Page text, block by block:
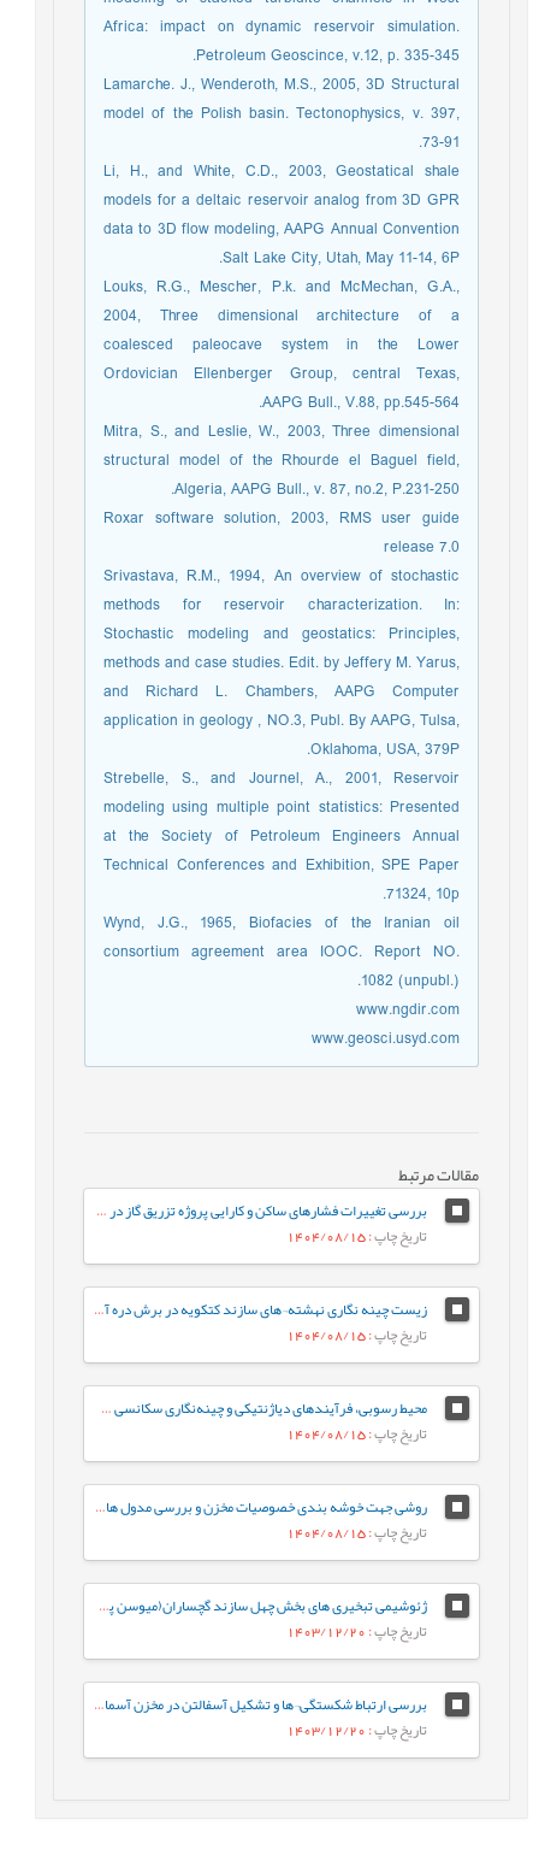
Africa: impact on dynamic reservoir simulation.
Petroleum Geoscince, v.12, p. 335-345.
Lamarche. J., Wenderoth, M.S., 2005, 3D Structural
model of the Polish basin. Tectonophysics, v. 397,
73-91.
Li, H., and White, C.D., 2003, Geostatical shale
models for a deltaic reservoir analog from 3D GPR
data to 3D flow modeling, AAPG Annual Convention
Salt Lake City, Utah, May 11-14, 6P.
Louks, R.G., Mescher, P.k. and McMechan, G.A.,
2004, Three dimensional architecture of a
coalesced paleocave system in the Lower
Ordovician Ellenberger Group, central Texas,
AAPG Bull., V.88, pp.545-564.
Mitra, S., and Leslie, W., 2003, Three dimensional
structural model of the Rhourde el Baguel field,
Algeria, AAPG Bull., v. 87, no.2, P.231-250.
Roxar software solution, 2003, RMS user guide
release 7.0
Srivastava, R.M., 1994, An overview of stochastic
methods for reservoir characterization. In:
Stochastic modeling and geostatics: Principles,
methods and case studies. Edit. by Jeffery M. Yarus,
and Richard L. Chambers, AAPG Computer
application in geology , NO.3, Publ. By AAPG, Tulsa,
Oklahoma, USA, 379P.
Strebelle, S., and Journel, A., 2001, Reservoir
modeling using multiple point statistics: Presented
at the Society of Petroleum Engineers Annual
Technical Conferences and Exhibition, SPE Paper
71324, 10p.
Wynd, J.G., 1965, Biofacies of the Iranian oil
consortium agreement area IOOC. Report NO.
1082 (unpubl.).
www.ngdir.com
www.geosci.usyd.com
مقالات مرتبط
بررسی تغییرات فشارهای ساکن و کارایی پروژه تزریق گاز در مخزن آسماری –پابده یکی از میادین جنوب غرب ایران با استفاده از نرم¬افزار ArcGIS
تاریخ چاپ: 1404/08/15
زیست چینه نگاری نهشته¬های سازند کتکویه در برش دره آسیاب، شمال غرب کرمان (جنوب شرق زرند) براساس فونای کنودونتی
تاریخ چاپ: 1404/08/15
محیط رسوبی، فرآیندهای دیاژنتیکی و چینه‌نگاری سکانسی سازند فهلیان در میدان جفیر، دشت آبادان، جنوب غرب ايران
تاریخ چاپ: 1404/08/15
روشی جهت خوشه بندی خصوصیات مخزن و بررسی مدول های الاستیک و پارامترهای مقاومتی محاسبه شده با ستون سنگ شناسی و مقدار تخلخل حاصل از لاگ و مغزه
تاریخ چاپ: 1404/08/15
ژئوشیمی تبخیری های بخش چهل سازند گچساران(میوسن پیشین) در خاوربندرخمیر، فروافتادگی بندر لنگه با نگرش ویژه به اقلیم دیرینه
تاریخ چاپ: 1403/12/20
بررسی ارتباط شکستگی¬ها و تشكيل آسفالتن در مخزن آسماری، ميدان نفتی كوپال
تاریخ چاپ: 1403/12/20